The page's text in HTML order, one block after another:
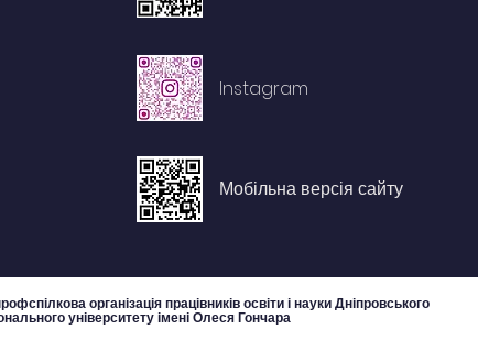
Instagram
Мобільна версія сайту
організація працівників освіти і науки Дніпровського
університету імені Олеся Гончара